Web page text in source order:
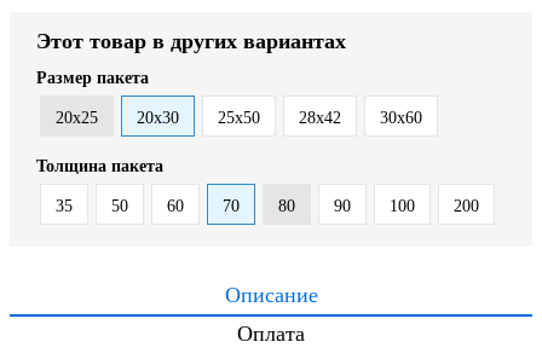
Этот товар в других вариантах
Размер пакета
20x25 20x30 25x50 28x42 30x60
Толщина пакета
35 50 60 70 80 90 100 200
Описание
Оплата